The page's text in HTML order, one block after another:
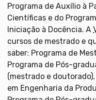
Programa de Auxílio à
Científicas e do
Iniciação à Docência. A
cursos de mestrado e
saber: Programa de
Programa de Pós-
(mestrado e
em Engenharia da